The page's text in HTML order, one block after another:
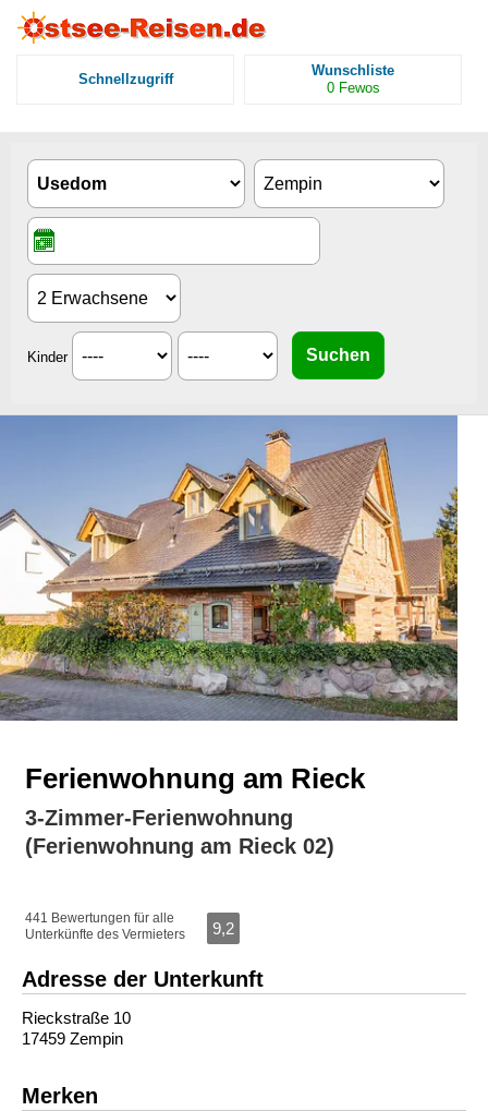
Schnellzugriff
Wunschliste
0 Fewos
Kinder
Ferienwohnung am Rieck
3-Zimmer-Ferienwohnung
(Ferienwohnung am Rieck 02)
441 Bewertungen für alle
Unterkünfte des Vermieters
9,2
Adresse der Unterkunft
Rieckstraße 10
17459 Zempin
Merken